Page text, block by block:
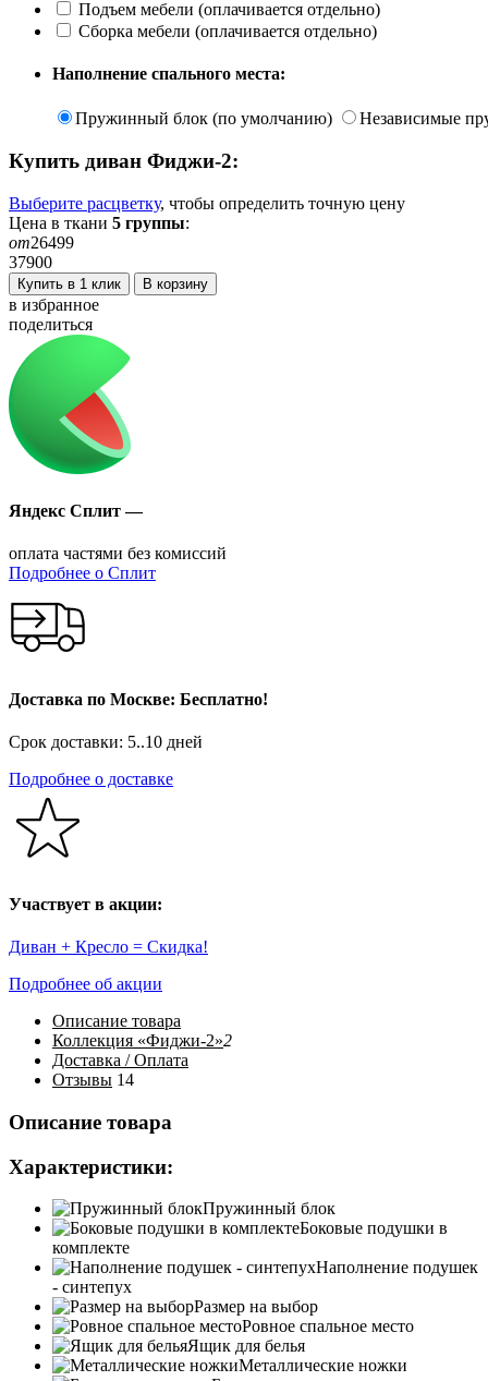
Подъем мебели (оплачивается отдельно)
Сборка мебели (оплачивается отдельно)
Наполнение спального места:
Пружинный блок (по умолчанию) Независимые
Купить диван Фиджи-2:
Выберите расцветку, чтобы определить точную цену
Цена в ткани 5 группы:
от26499
37900
Купить в 1 клик В корзину
в избранное
поделиться
Яндекс Сплит —
оплата частями без комиссий
Подробнее о Сплит
Доставка по Москве: Бесплатно!
Срок доставки: 5..10 дней
Подробнее о доставке
Участвует в акции:
Диван + Кресло = Скидка!
Подробнее об акции
Описание товара
Коллекция «Фиджи-2»2
Доставка / Оплата
Отзывы 14
Описание товара
Характеристики:
Пружинный блок
Боковые подушки в
комплекте
Наполнение подушек
- синтепух
Размер на выбор
Ровное спальное место
Ящик для белья
Металлические ножки